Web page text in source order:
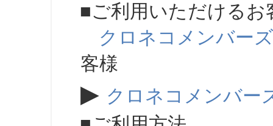
■ご利用いただけるお
クロネコメンバーズ
客様
▶ クロネコメンバー